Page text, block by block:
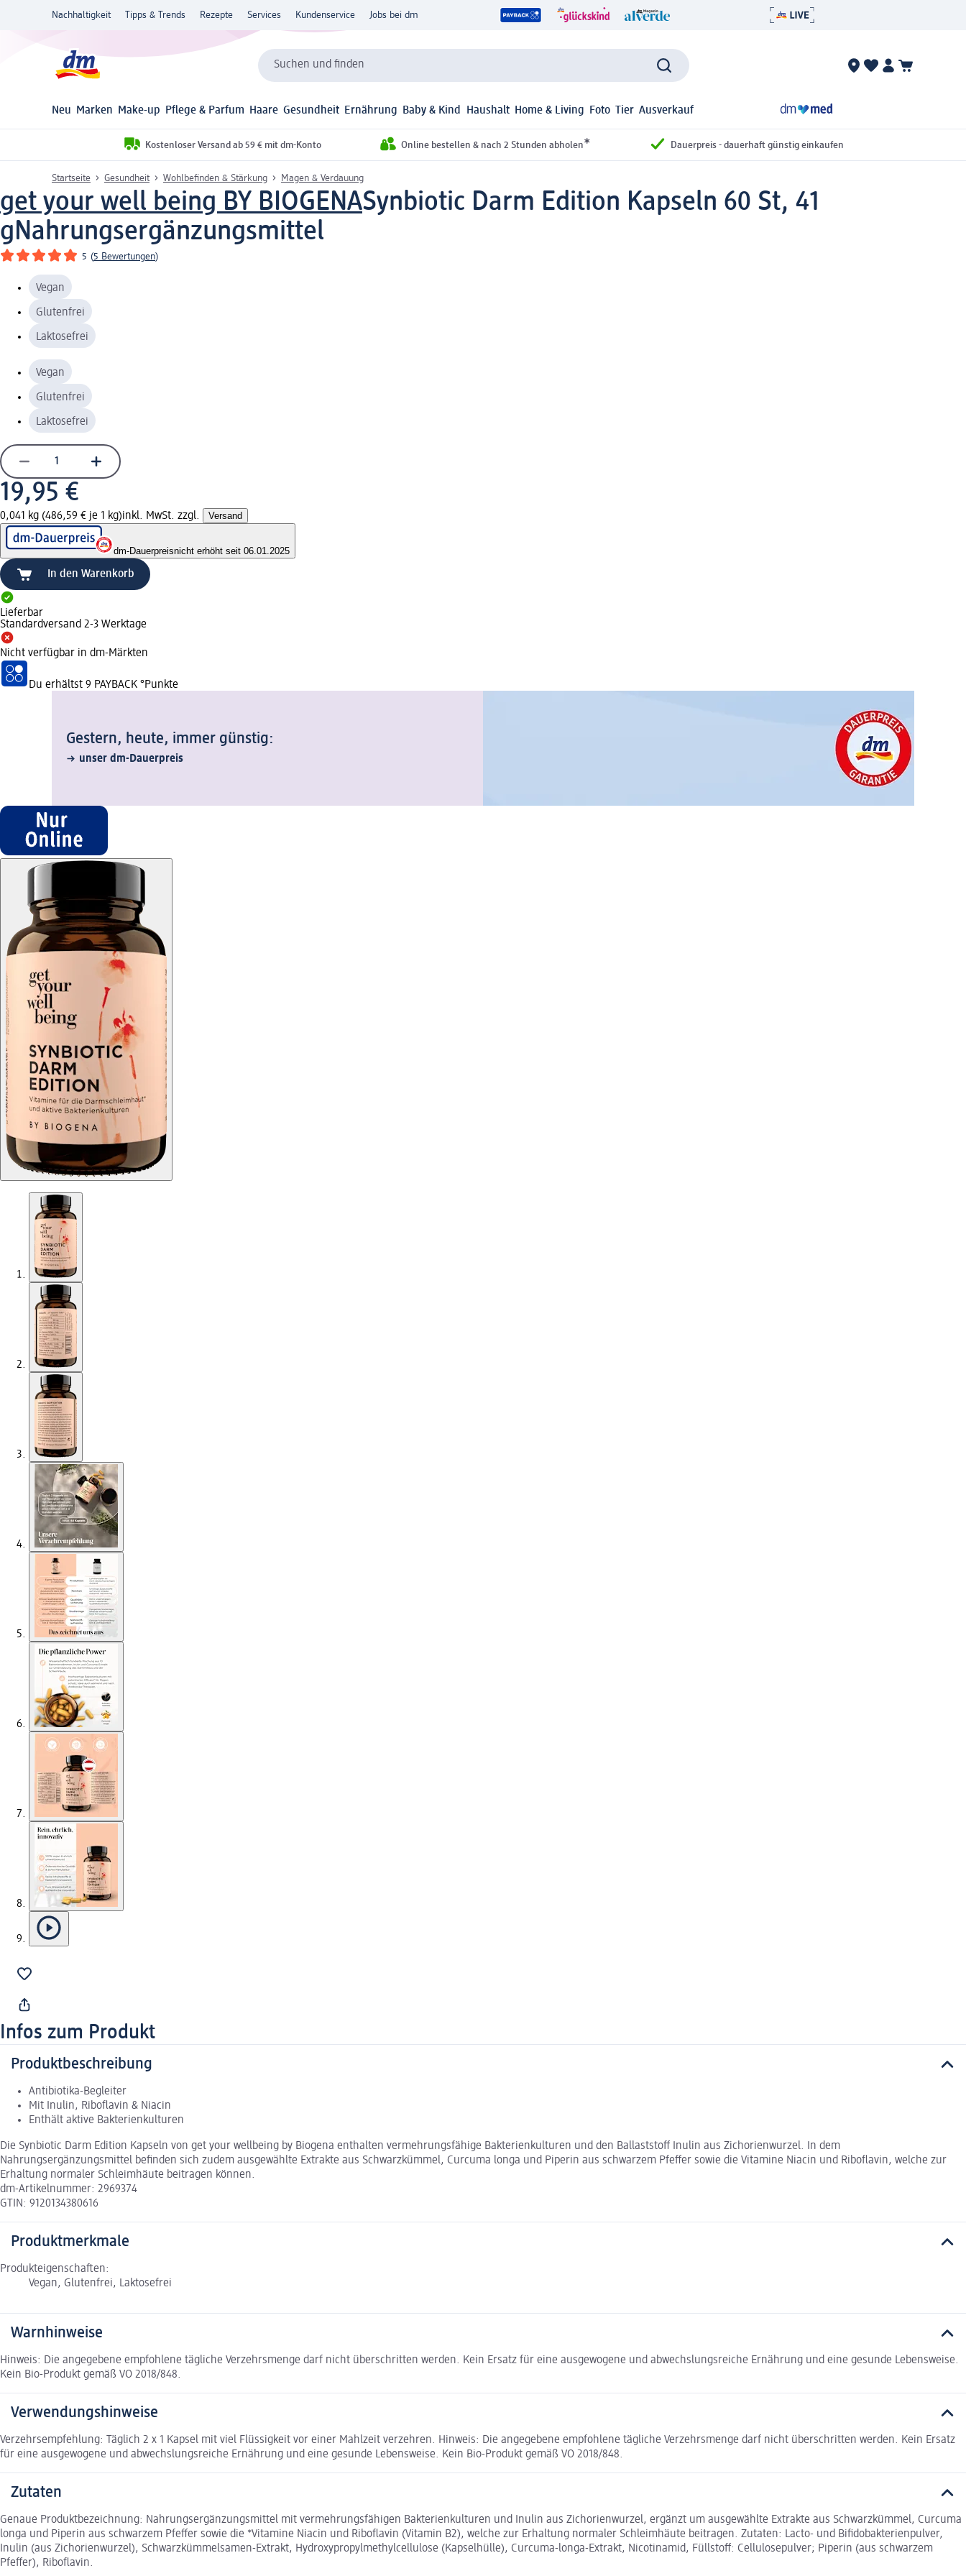
Nachhaltigkeit Tipps & Trends Rezepte Services Kundenservice Jobs bei dm
Suchen und finden
Neu Marken Make-up Pflege & Parfum Haare Gesundheit Ernährung Baby & Kind Haushalt Home & Living Foto Tier Ausverkauf
Kostenloser Versand ab 59 € mit dm-Konto Online bestellen & nach 2 Stunden abholen* Dauerpreis - dauerhaft günstig einkaufen
Startseite Gesundheit Wohlbefinden & Stärkung Magen & Verdauung
get your well being BY BIOGENASynbiotic Darm Edition Kapseln 60 St, 41
gNahrungsergänzungsmittel
5 (5 Bewertungen)
Vegan
Glutenfrei
Laktosefrei
Vegan
Glutenfrei
Laktosefrei
19,95 €
0,041 kg (486,59 € je 1 kg)inkl. MwSt. zzgl. Versand
dm-Dauerpreisnicht erhöht seit 06.01.2025
In den Warenkorb
Lieferbar
Standardversand 2-3 Werktage
Nicht verfügbar in dm-Märkten
Du erhältst 9 PAYBACK °Punkte
Gestern, heute, immer günstig:
unser dm-Dauerpreis
Infos zum Produkt
Produktbeschreibung
Antibiotika-Begleiter
Mit Inulin, Riboflavin & Niacin
Enthält aktive Bakterienkulturen
Die Synbiotic Darm Edition Kapseln von get your wellbeing by Biogena enthalten vermehrungsfähige Bakterienkulturen und den Ballaststoff Inulin aus Zichorienwurzel. In dem
Nahrungsergänzungsmittel befinden sich zudem ausgewählte Extrakte aus Schwarzkümmel, Curcuma longa und Piperin aus schwarzem Pfeffer sowie die Vitamine Niacin und Riboflavin, welche zur
Erhaltung normaler Schleimhäute beitragen können.
dm-Artikelnummer: 2969374
GTIN: 9120134380616
Produktmerkmale
Produkteigenschaften:
Vegan, Glutenfrei, Laktosefrei
Warnhinweise
Hinweis: Die angegebene empfohlene tägliche Verzehrsmenge darf nicht überschritten werden. Kein Ersatz für eine ausgewogene und abwechslungsreiche Ernährung und eine gesunde Lebensweise.
Kein Bio-Produkt gemäß VO 2018/848.
Verwendungshinweise
Verzehrsempfehlung: Täglich 2 x 1 Kapsel mit viel Flüssigkeit vor einer Mahlzeit verzehren. Hinweis: Die angegebene empfohlene tägliche Verzehrsmenge darf nicht überschritten werden. Kein Ersatz
für eine ausgewogene und abwechslungsreiche Ernährung und eine gesunde Lebensweise. Kein Bio-Produkt gemäß VO 2018/848.
Zutaten
Genaue Produktbezeichnung: Nahrungsergänzungsmittel mit vermehrungsfähigen Bakterienkulturen und Inulin aus Zichorienwurzel, ergänzt um ausgewählte Extrakte aus Schwarzkümmel, Curcuma
longa und Piperin aus schwarzem Pfeffer sowie die *Vitamine Niacin und Riboflavin (Vitamin B2), welche zur Erhaltung normaler Schleimhäute beitragen. Zutaten: Lacto- und Bifidobakterienpulver,
Inulin (aus Zichorienwurzel), Schwarzkümmelsamen-Extrakt, Hydroxypropylmethylcellulose (Kapselhülle), Curcuma-longa-Extrakt, Nicotinamid, Füllstoff: Cellulosepulver; Piperin (aus schwarzem
Pfeffer), Riboflavin.